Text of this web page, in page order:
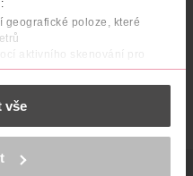
geografické poloze, které
aktivního skenování pro
vaše osobní údaje, a nastavte
. Svůj souhlas můžete kdykoliv
a reklam, funkcí sociálních
nést osobní údaje.
vše